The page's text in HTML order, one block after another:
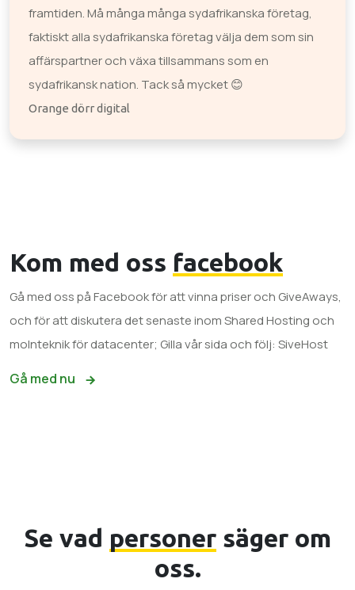
framtiden. Må många många sydafrikanska företag,
faktiskt alla sydafrikanska företag välja dem som sin
affärspartner och växa tillsammans som en
sydafrikansk nation. Tack så mycket 😊
Orange dörr digital
Kom med oss facebook
Gå med oss ​​på Facebook för att vinna priser och GiveAways,
och för att diskutera det senaste inom Shared Hosting och
molnteknik för datacenter; Gilla vår sida och följ: SiveHost
Gå med nu
Se vad personer säger om
oss.